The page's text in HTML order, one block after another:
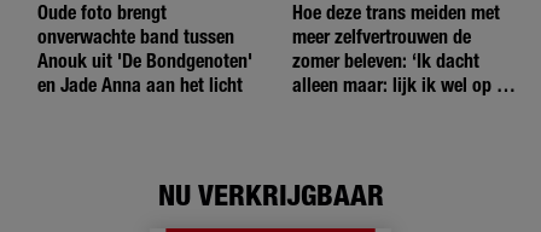
Oude foto brengt
onverwachte band tussen
Anouk uit 'De Bondgenoten'
en Jade Anna aan het licht
Hoe deze trans meiden met
meer zelfvertrouwen de
zomer beleven: ‘Ik dacht
alleen maar: lijk ik wel op de
NU VERKRIJGBAAR